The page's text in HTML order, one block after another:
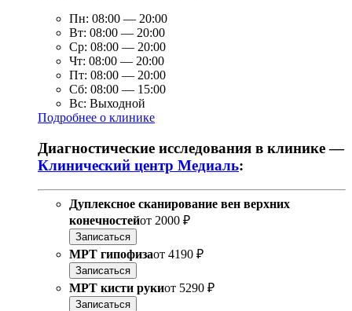
Пн: 08:00 — 20:00
Вт: 08:00 — 20:00
Ср: 08:00 — 20:00
Чт: 08:00 — 20:00
Пт: 08:00 — 20:00
Сб: 08:00 — 15:00
Вс: Выходной
Подробнее о клинике
Диагностические исследования в клинике —
Клинический центр Медиаль:
Дуплексное сканирование вен верхних
конечностейот 2000 ₽
Записаться
МРТ гипофизаот 4190 ₽
Записаться
МРТ кисти рукиот 5290 ₽
Записаться